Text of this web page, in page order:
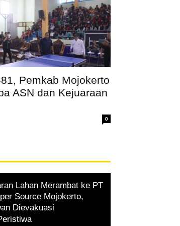
Pemkab Mojokerto
ASN dan Kejuaraan
0
Lahan Merambat ke PT
Source Mojokerto,
Dievakuasi
,